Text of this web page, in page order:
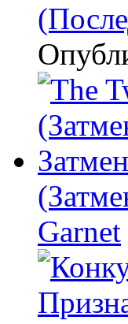
Garnet